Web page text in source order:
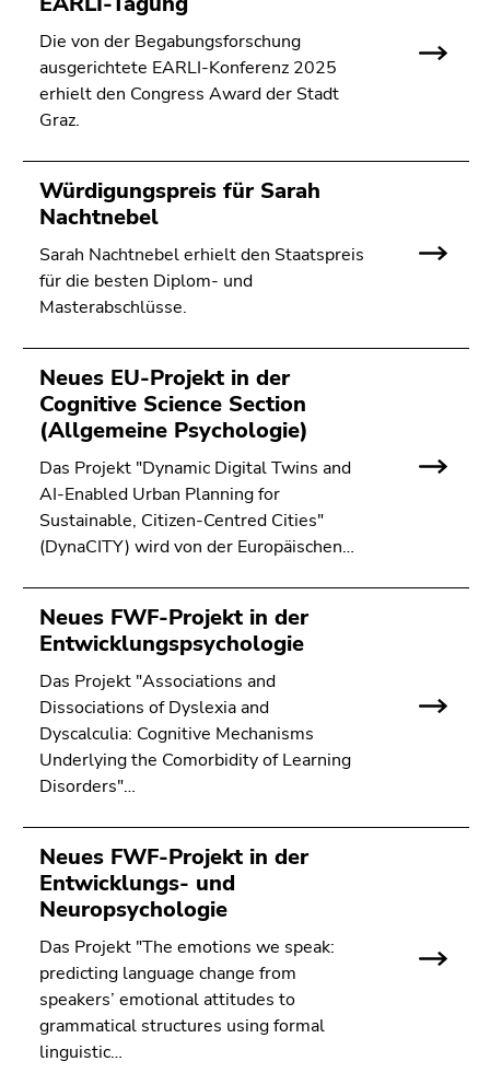
Die von der Begabungsforschung
ausgerichtete EARLI-Konferenz 2025
erhielt den Congress Award der Stadt
Graz.
Würdigungspreis für Sarah
Nachtnebel
Sarah Nachtnebel erhielt den Staatspreis
für die besten Diplom- und
Masterabschlüsse.
Neues EU-Projekt in der
Cognitive Science Section
(Allgemeine Psychologie)
Das Projekt "Dynamic Digital Twins and
AI-Enabled Urban Planning for
Sustainable, Citizen-Centred Cities"
(DynaCITY) wird von der Europäischen…
Neues FWF-Projekt in der
Entwicklungspsychologie
Das Projekt "Associations and
Dissociations of Dyslexia and
Dyscalculia: Cognitive Mechanisms
Underlying the Comorbidity of Learning
Disorders"…
Neues FWF-Projekt in der
Entwicklungs- und
Neuropsychologie
Das Projekt "The emotions we speak:
predicting language change from
speakers’ emotional attitudes to
grammatical structures using formal
linguistic…